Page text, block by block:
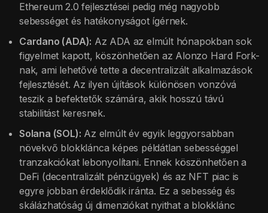
Ethereum 2.0 fejlesztései pedig még nagyobb
sebességet és hatékonyságot ígérnek.
Cardano (ADA): Az ADA az elmúlt hónapokban sok
figyelmet kapott, köszönhetően az Alonzo Hard Fork-
nak, ami lehetővé tette a decentralizált alkalmazások
fejlesztését. Az ilyen újítások különösen vonzóvá
teszik a befektetők számára, akik hosszú távú
stabilitást keresnek.
Solana (SOL): Az elmúlt év egyik leggyorsabban
növekvő blokklánca képes példátlan sebességgel
tranzakciókat lebonyolítani. Ennek köszönhetően a
DeFi (decentralizált pénzügyek) és az NFT piac is
egyre jobban érdeklődik iránta. Ez a sebesség és
skálázhatóság új dimenziókat nyithat a blokklánc